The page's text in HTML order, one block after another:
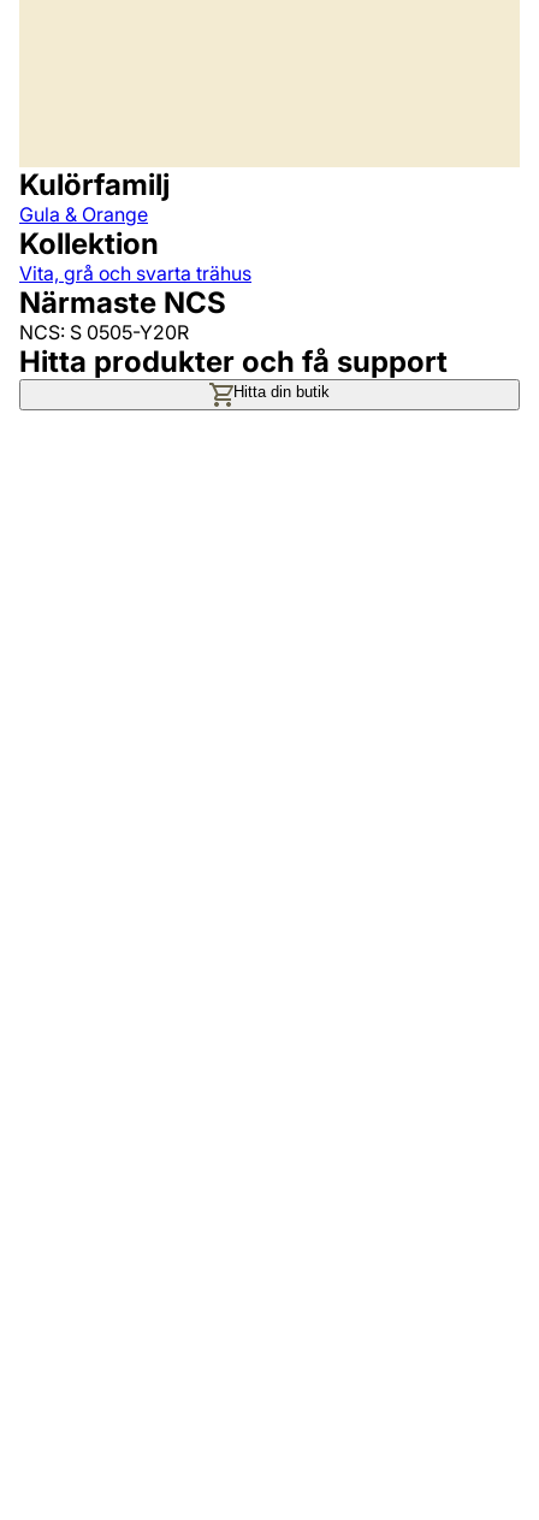
Kulörfamilj
Gula & Orange
Kollektion
Vita, grå och svarta trähus
Närmaste NCS
NCS: S 0505-Y20R
Hitta produkter och få support
Hitta din butik